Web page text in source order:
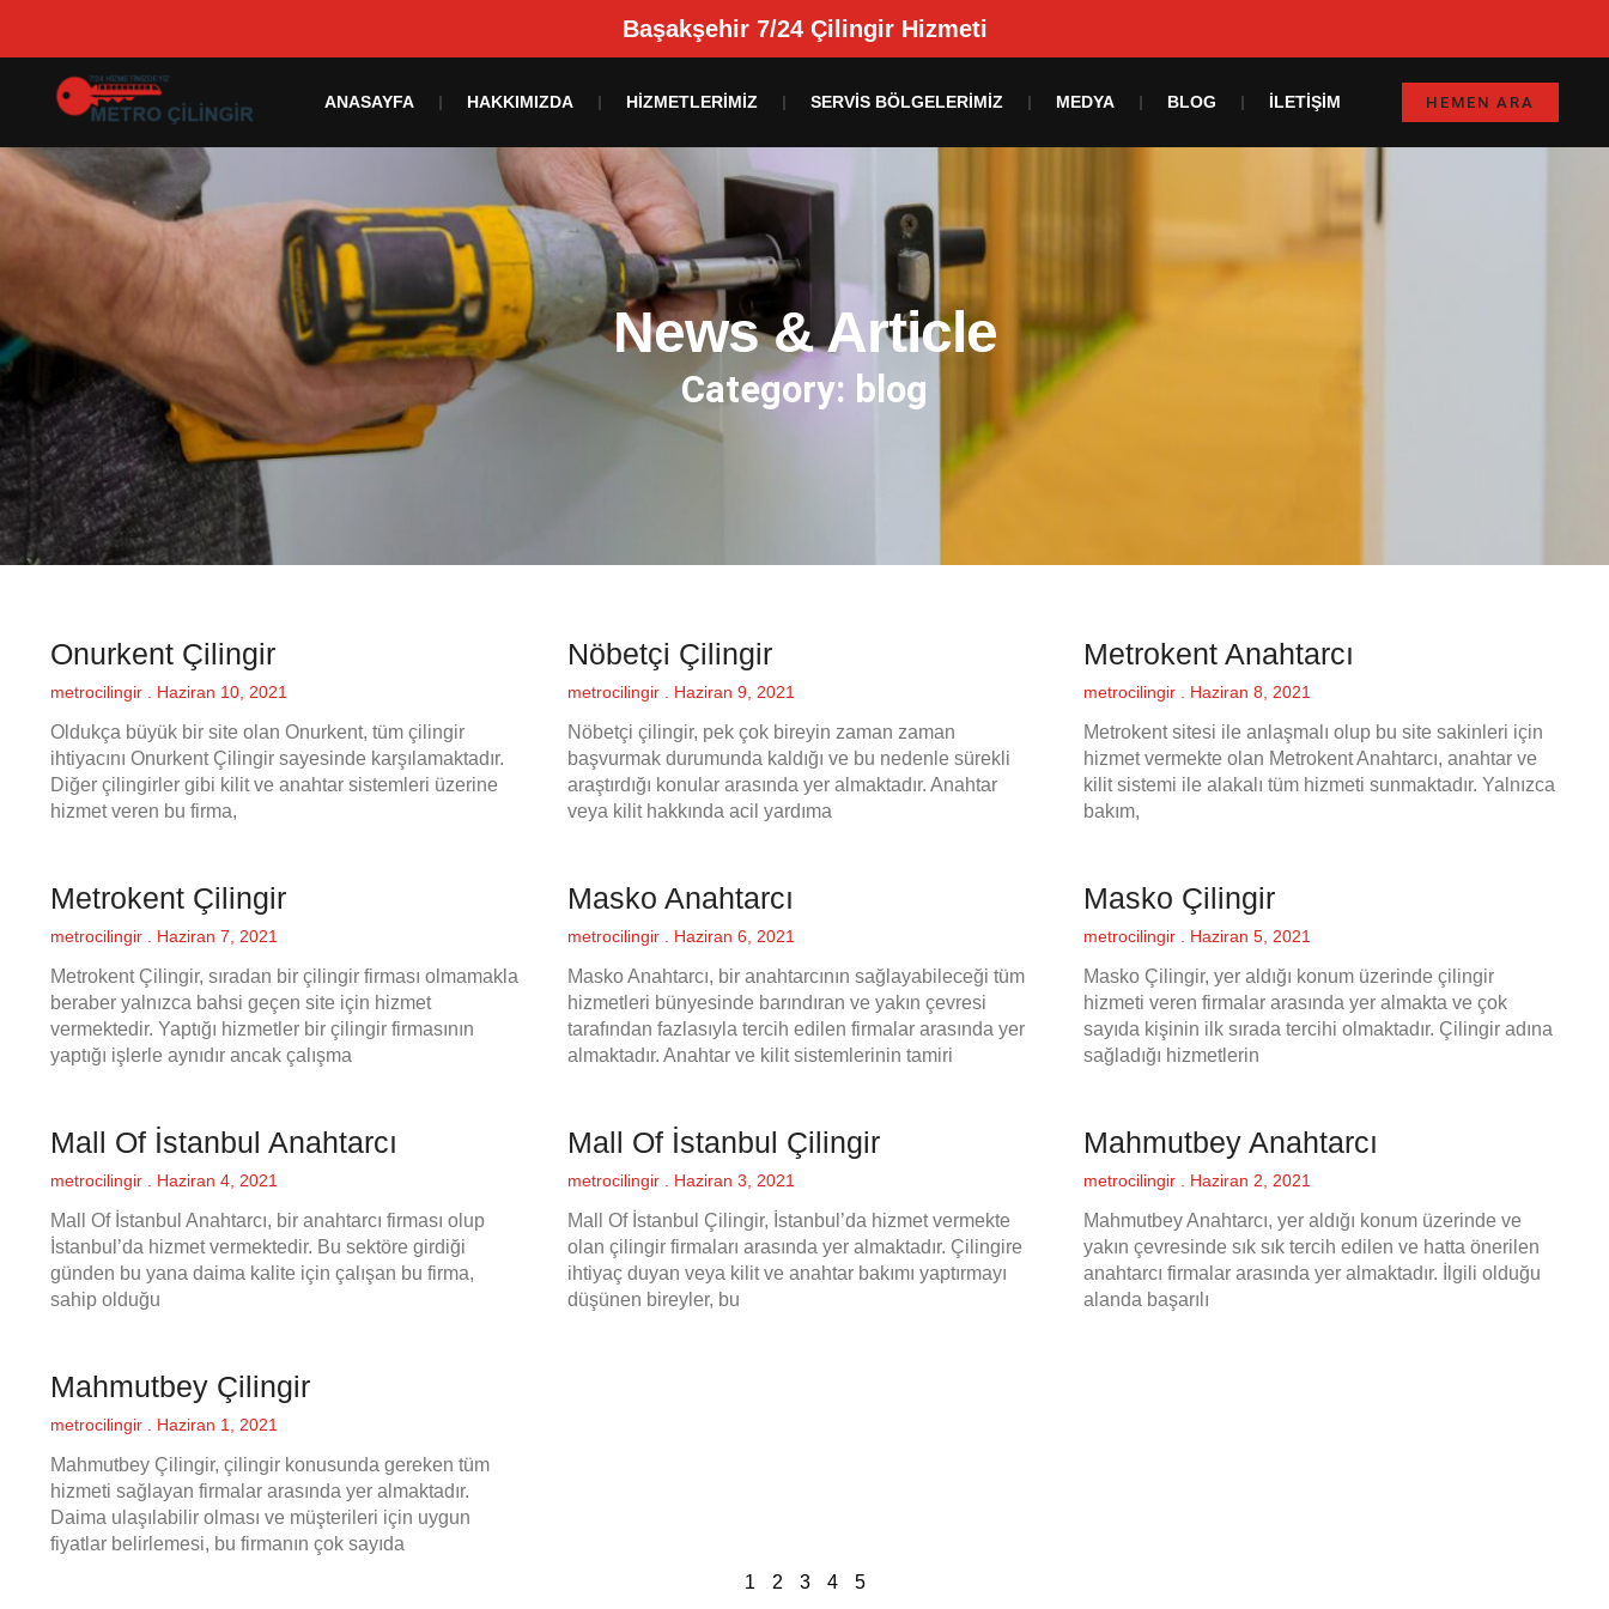
Başakşehir 7/24 Çilingir Hizmeti
ANASAYFA HAKKIMIZDA HIZMETLERIMIZ SERVIS BÖLGELERIMIZ MEDYA BLOG İLETIŞIM HEMEN ARA
News & Article
Category: blog
Onurkent Çilingir
metrocilingir Haziran 10, 2021
Oldukça büyük bir site olan Onurkent, tüm çilingir
ihtiyacını Onurkent Çilingir sayesinde karşılamaktadır.
Diğer çilingirler gibi kilit ve anahtar sistemleri üzerine
hizmet veren bu firma,
Nöbetçi Çilingir
metrocilingir Haziran 9, 2021
Nöbetçi çilingir, pek çok bireyin zaman zaman
başvurmak durumunda kaldığı ve bu nedenle sürekli
araştırdığı konular arasında yer almaktadır. Anahtar
veya kilit hakkında acil yardıma
Metrokent Anahtarcı
metrocilingir Haziran 8, 2021
Metrokent sitesi ile anlaşmalı olup bu site sakinleri için
hizmet vermekte olan Metrokent Anahtarcı, anahtar ve
kilit sistemi ile alakalı tüm hizmeti sunmaktadır. Yalnızca
bakım,
Metrokent Çilingir
metrocilingir Haziran 7, 2021
Metrokent Çilingir, sıradan bir çilingir firması olmamakla
beraber yalnızca bahsi geçen site için hizmet
vermektedir. Yaptığı hizmetler bir çilingir firmasının
yaptığı işlerle aynıdır ancak çalışma
Masko Anahtarcı
metrocilingir Haziran 6, 2021
Masko Anahtarcı, bir anahtarcının sağlayabileceği tüm
hizmetleri bünyesinde barındıran ve yakın çevresi
tarafından fazlasıyla tercih edilen firmalar arasında yer
almaktadır. Anahtar ve kilit sistemlerinin tamiri
Masko Çilingir
metrocilingir Haziran 5, 2021
Masko Çilingir, yer aldığı konum üzerinde çilingir
hizmeti veren firmalar arasında yer almakta ve çok
sayıda kişinin ilk sırada tercihi olmaktadır. Çilingir adına
sağladığı hizmetlerin
Mall Of İstanbul Anahtarcı
metrocilingir Haziran 4, 2021
Mall Of İstanbul Anahtarcı, bir anahtarcı firması olup
İstanbul’da hizmet vermektedir. Bu sektöre girdiği
günden bu yana daima kalite için çalışan bu firma,
sahip olduğu
Mall Of İstanbul Çilingir
metrocilingir Haziran 3, 2021
Mall Of İstanbul Çilingir, İstanbul’da hizmet vermekte
olan çilingir firmaları arasında yer almaktadır. Çilingire
ihtiyaç duyan veya kilit ve anahtar bakımı yaptırmayı
düşünen bireyler, bu
Mahmutbey Anahtarcı
metrocilingir Haziran 2, 2021
Mahmutbey Anahtarcı, yer aldığı konum üzerinde ve
yakın çevresinde sık sık tercih edilen ve hatta önerilen
anahtarcı firmalar arasında yer almaktadır. İlgili olduğu
alanda başarılı
Mahmutbey Çilingir
metrocilingir Haziran 1, 2021
Mahmutbey Çilingir, çilingir konusunda gereken tüm
hizmeti sağlayan firmalar arasında yer almaktadır.
Daima ulaşılabilir olması ve müşterileri için uygun
fiyatlar belirlemesi, bu firmanın çok sayıda
1
2 3 4 5